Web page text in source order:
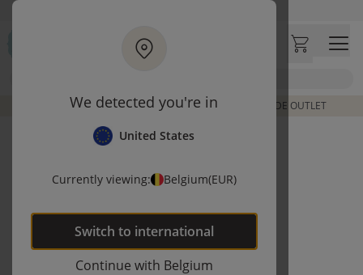
We detected you're in
United States
Currently viewing: Belgium(EUR)
Switch to international
Continue with Belgium
Ga naar hoofdinhoud
Klantbeoordelingen
DE LAATSTE ITEMS UIT VORIGE COLLECTIES | SHOP DE OUTLET